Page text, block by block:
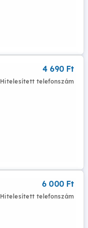
4 690 Ft
Hitelesített telefonszám
6 000 Ft
Hitelesített telefonszám